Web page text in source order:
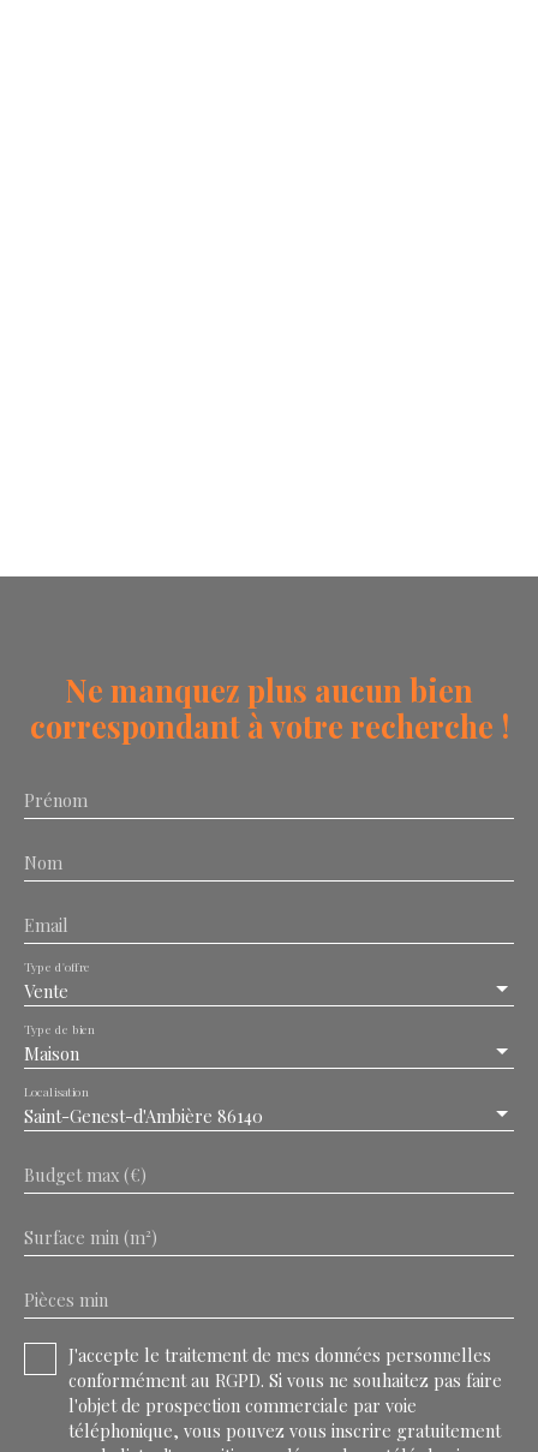
Ne manquez plus aucun bien
correspondant à votre recherche !
Prénom
Nom
Email
Vente
Type d'offre
Maison
Type de bien
Saint-Genest-d'Ambière 86140
Localisation
Budget max (€)
Surface min (m²)
Pièces min
J'accepte le traitement de mes données personnelles
conformément au RGPD. Si vous ne souhaitez pas faire
l'objet de prospection commerciale par voie
téléphonique, vous pouvez vous inscrire gratuitement